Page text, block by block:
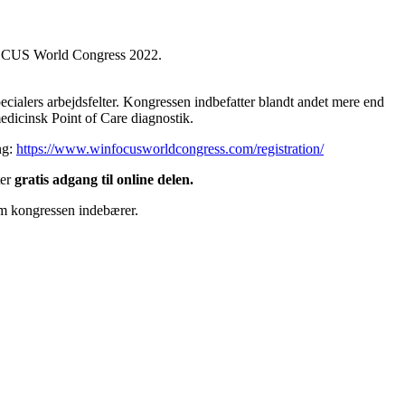
World Congress 2022.
arbejdsfelter. Kongressen indbefatter blandt andet mere end
Point of Care diagnostik.
https://www.winfocusworldcongress.com/registration/
gratis adgang til online delen.
kongressen indebærer.